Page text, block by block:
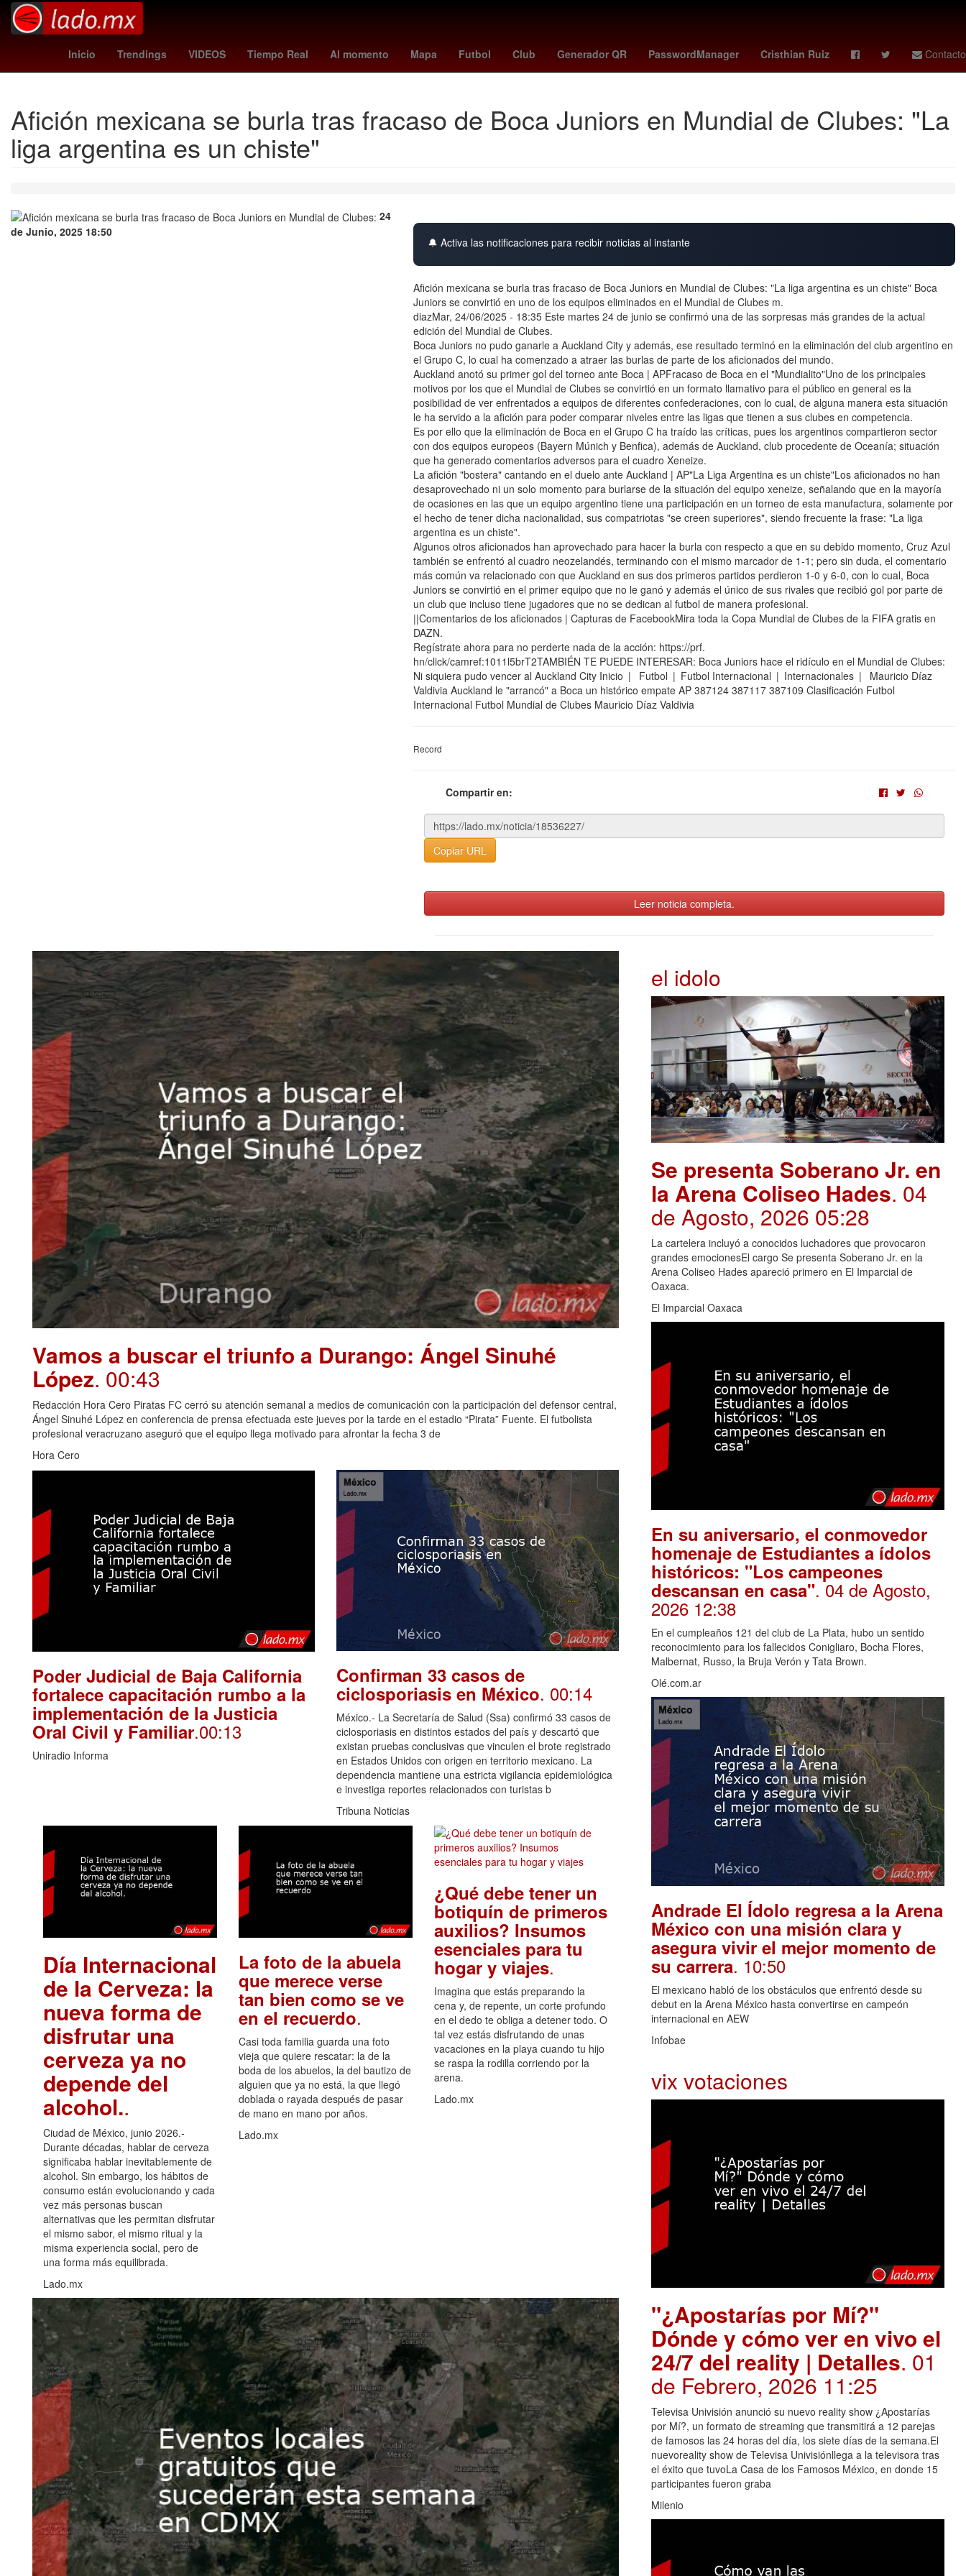
Inicio Trendings VIDEOS Tiempo Real Al momento Mapa Futbol Club Generador QR PasswordManager Cristhian Ruiz Contacto
Danna Paola lafc - guadalajara Agave Juegos Panamericanos volcan purace 26 de marzo Agresión Pago Senador vix votaciones
Afición mexicana se burla tras fracaso de Boca Juniors en Mundial de Clubes: "La
liga argentina es un chiste"
24
de Junio, 2025 18:50
🔔 Activa las notificaciones para recibir noticias al instante
Afición mexicana se burla tras fracaso de Boca Juniors en Mundial de Clubes: "La liga argentina es un chiste" Boca
Juniors se convirtió en uno de los equipos eliminados en el Mundial de Clubes m.
diazMar, 24/06/2025 - 18:35 Este martes 24 de junio se confirmó una de las sorpresas más grandes de la actual
edición del Mundial de Clubes.
Boca Juniors no pudo ganarle a Auckland City y además, ese resultado terminó en la eliminación del club argentino en
el Grupo C, lo cual ha comenzado a atraer las burlas de parte de los aficionados del mundo.
Auckland anotó su primer gol del torneo ante Boca | APFracaso de Boca en el "Mundialito"Uno de los principales
motivos por los que el Mundial de Clubes se convirtió en un formato llamativo para el público en general es la
posibilidad de ver enfrentados a equipos de diferentes confederaciones, con lo cual, de alguna manera esta situación
le ha servido a la afición para poder comparar niveles entre las ligas que tienen a sus clubes en competencia.
Es por ello que la eliminación de Boca en el Grupo C ha traído las críticas, pues los argentinos compartieron sector
con dos equipos europeos (Bayern Múnich y Benfica), además de Auckland, club procedente de Oceanía; situación
que ha generado comentarios adversos para el cuadro Xeneize.
La afición "bostera" cantando en el duelo ante Auckland | AP"La Liga Argentina es un chiste"Los aficionados no han
desaprovechado ni un solo momento para burlarse de la situación del equipo xeneize, señalando que en la mayoría
de ocasiones en las que un equipo argentino tiene una participación en un torneo de esta manufactura, solamente por
el hecho de tener dicha nacionalidad, sus compatriotas "se creen superiores", siendo frecuente la frase: "La liga
argentina es un chiste".
Algunos otros aficionados han aprovechado para hacer la burla con respecto a que en su debido momento, Cruz Azul
también se enfrentó al cuadro neozelandés, terminando con el mismo marcador de 1-1; pero sin duda, el comentario
más común va relacionado con que Auckland en sus dos primeros partidos perdieron 1-0 y 6-0, con lo cual, Boca
Juniors se convirtió en el primer equipo que no le ganó y además el único de sus rivales que recibió gol por parte de
un club que incluso tiene jugadores que no se dedican al futbol de manera profesional.
||Comentarios de los aficionados | Capturas de FacebookMira toda la Copa Mundial de Clubes de la FIFA gratis en
DAZN.
Regístrate ahora para no perderte nada de la acción: https://prf.
hn/click/camref:1011l5brT2TAMBIÉN TE PUEDE INTERESAR: Boca Juniors hace el ridículo en el Mundial de Clubes:
Ni siquiera pudo vencer al Auckland City Inicio | Futbol | Futbol Internacional | Internacionales | Mauricio Díaz
Valdivia Auckland le "arrancó" a Boca un histórico empate AP 387124 387117 387109 Clasificación Futbol
Internacional Futbol Mundial de Clubes Mauricio Díaz Valdivia
Record
Compartir en:
Copiar URL
Leer noticia completa.
Vamos a buscar el triunfo a Durango: Ángel Sinuhé
López. 00:43
Redacción Hora Cero Piratas FC cerró su atención semanal a medios de comunicación con la participación del defensor central,
Ángel Sinuhé López en conferencia de prensa efectuada este jueves por la tarde en el estadio “Pirata” Fuente. El futbolista
profesional veracruzano aseguró que el equipo llega motivado para afrontar la fecha 3 de
Hora Cero
Poder Judicial de Baja California
fortalece capacitación rumbo a la
implementación de la Justicia
Oral Civil y Familiar.00:13
Uniradio Informa
Confirman 33 casos de
ciclosporiasis en México. 00:14
México.- La Secretaría de Salud (Ssa) confirmó 33 casos de
ciclosporiasis en distintos estados del país y descartó que
existan pruebas conclusivas que vinculen el brote registrado
en Estados Unidos con origen en territorio mexicano. La
dependencia mantiene una estricta vigilancia epidemiológica
e investiga reportes relacionados con turistas b
Tribuna Noticias
Día Internacional
de la Cerveza: la
nueva forma de
disfrutar una
cerveza ya no
depende del
alcohol..
Ciudad de México, junio 2026.-
Durante décadas, hablar de cerveza
significaba hablar inevitablemente de
alcohol. Sin embargo, los hábitos de
consumo están evolucionando y cada
vez más personas buscan
alternativas que les permitan disfrutar
el mismo sabor, el mismo ritual y la
misma experiencia social, pero de
una forma más equilibrada.
Lado.mx
La foto de la abuela
que merece verse
tan bien como se ve
en el recuerdo.
Casi toda familia guarda una foto
vieja que quiere rescatar: la de la
boda de los abuelos, la del bautizo de
alguien que ya no está, la que llegó
doblada o rayada después de pasar
de mano en mano por años.
Lado.mx
¿Qué debe tener un
botiquín de primeros
auxilios? Insumos
esenciales para tu
hogar y viajes.
Imagina que estás preparando la
cena y, de repente, un corte profundo
en el dedo te obliga a detener todo. O
tal vez estás disfrutando de unas
vacaciones en la playa cuando tu hijo
se raspa la rodilla corriendo por la
arena.
Lado.mx
el idolo
Se presenta Soberano Jr. en
la Arena Coliseo Hades. 04
de Agosto, 2026 05:28
La cartelera incluyó a conocidos luchadores que provocaron
grandes emocionesEl cargo Se presenta Soberano Jr. en la
Arena Coliseo Hades apareció primero en El Imparcial de
Oaxaca.
El Imparcial Oaxaca
En su aniversario, el conmovedor
homenaje de Estudiantes a ídolos
históricos: "Los campeones
descansan en casa". 04 de Agosto,
2026 12:38
En el cumpleaños 121 del club de La Plata, hubo un sentido
reconocimiento para los fallecidos Conigliaro, Bocha Flores,
Malbernat, Russo, la Bruja Verón y Tata Brown.
Olé.com.ar
Andrade El Ídolo regresa a la Arena
México con una misión clara y
asegura vivir el mejor momento de
su carrera. 10:50
El mexicano habló de los obstáculos que enfrentó desde su
debut en la Arena México hasta convertirse en campeón
internacional en AEW
Infobae
vix votaciones
"¿Apostarías por Mí?"
Dónde y cómo ver en vivo el
24/7 del reality | Detalles. 01
de Febrero, 2026 11:25
Televisa Univisión anunció su nuevo reality show ¿Apostarías
por Mí?, un formato de streaming que transmitirá a 12 parejas
de famosos las 24 horas del día, los siete días de la semana.El
nuevoreality show de Televisa Univisiónllega a la televisora tras
el éxito que tuvoLa Casa de los Famosos México, en donde 15
participantes fueron graba
Milenio